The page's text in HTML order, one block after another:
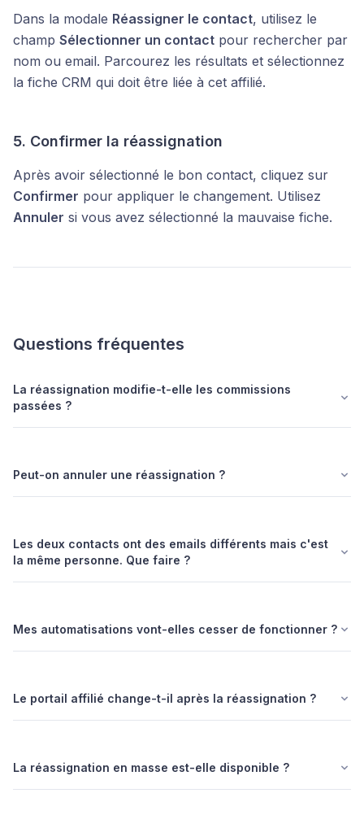
Dans la modale Réassigner le contact, utilisez le
champ Sélectionner un contact pour rechercher par
nom ou email. Parcourez les résultats et sélectionnez
la fiche CRM qui doit être liée à cet affilié.
5. Confirmer la réassignation
Après avoir sélectionné le bon contact, cliquez sur
Confirmer pour appliquer le changement. Utilisez
Annuler si vous avez sélectionné la mauvaise fiche.
Questions fréquentes
La réassignation modifie-t-elle les commissions
passées ?
Peut-on annuler une réassignation ?
Les deux contacts ont des emails différents mais c'est
la même personne. Que faire ?
Mes automatisations vont-elles cesser de fonctionner ?
Le portail affilié change-t-il après la réassignation ?
La réassignation en masse est-elle disponible ?